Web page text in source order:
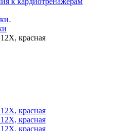
красная